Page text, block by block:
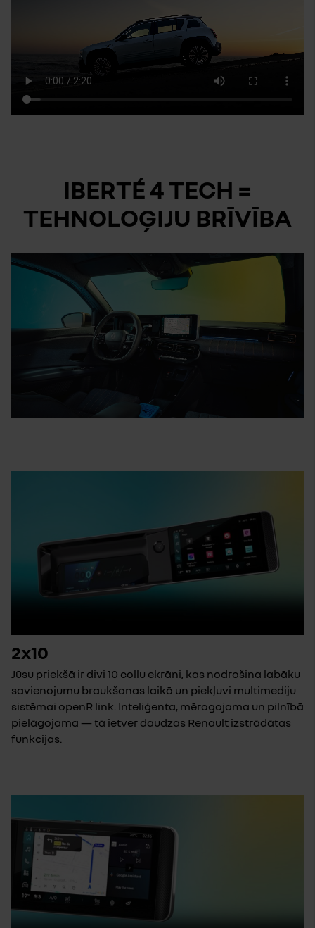
IBERTÉ 4 TECH =
TEHNOLOĢIJU BRĪVĪBA
2x10
Jūsu priekšā ir divi 10 collu ekrāni, kas nodrošina labāku
savienojumu braukšanas laikā un piekļuvi multimediju
sistēmai openR link. Inteliģenta, mērogojama un pilnībā
pielāgojama — tā ietver daudzas Renault izstrādātas
funkcijas.